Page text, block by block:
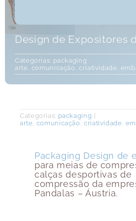
Design de Expositores
Categorias: packaging
arte , comunicação , criatividade ,
Categorias: packaging
arte, comunicação , criatividade,
Packaging Design de
para meias de
calças desportivas de
compressão da
Pandalas – Áustria.